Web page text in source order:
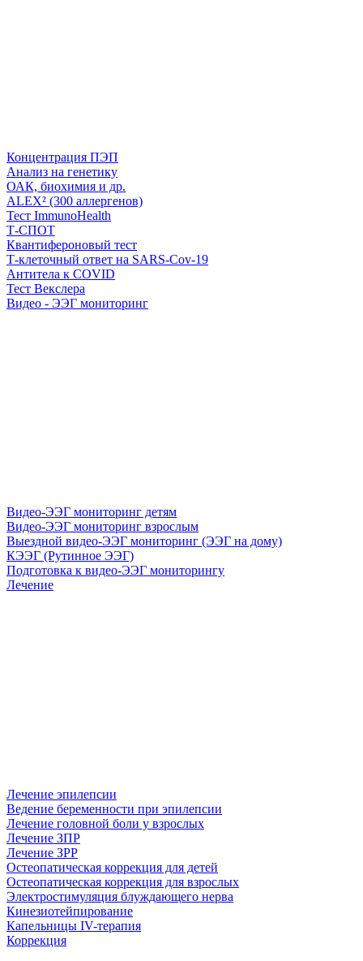
Концентрация ПЭП
Анализ на генетику
ОАК, биохимия и др.
ALEX² (300 аллергенов)
Тест ImmunoHealth
Т-СПОТ
Квантифероновый тест
Т-клеточный ответ на SARS-Cov-19
Антитела к COVID
Тест Векслера
Видео - ЭЭГ мониторинг
Видео-ЭЭГ мониторинг детям
Видео-ЭЭГ мониторинг взрослым
Выездной видео-ЭЭГ мониторинг (ЭЭГ на дому)
КЭЭГ (Рутинное ЭЭГ)
Подготовка к видео-ЭЭГ мониторингу
Лечение
Лечение эпилепсии
Ведение беременности при эпилепсии
Лечение головной боли у взрослых
Лечение ЗПР
Лечение ЗРР
Остеопатическая коррекция для детей
Остеопатическая коррекция для взрослых
Электростимуляция блуждающего нерва
Кинезиотейпирование
Капельницы IV-терапия
Коррекция